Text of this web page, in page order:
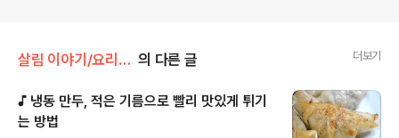
살림 이야기/요리기초/지혜 의 다른 글 더보기
♪ 냉동 만두, 적은 기름으로 빨리 맛있게 튀기
는 방법